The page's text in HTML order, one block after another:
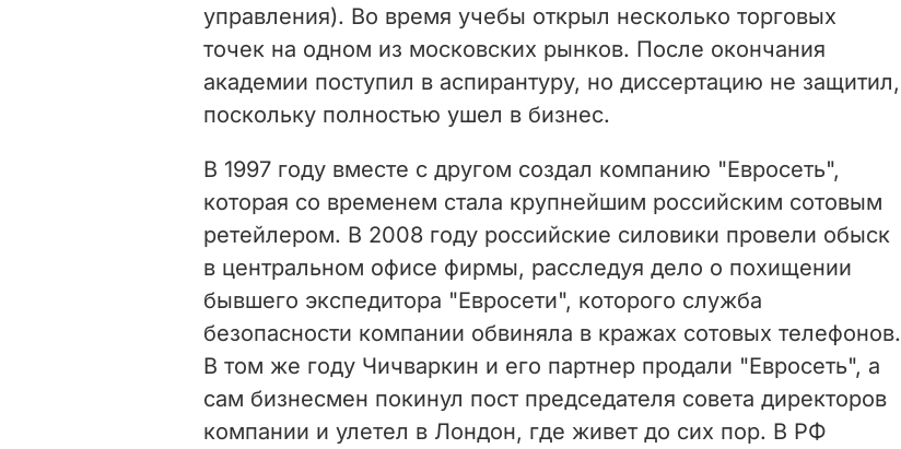
управления). Во время учебы открыл несколько торговых
точек на одном из московских рынков. После окончания
академии поступил в аспирантуру, но диссертацию не защитил,
поскольку полностью ушел в бизнес.
В 1997 году вместе с другом создал компанию "Евросеть",
которая со временем стала крупнейшим российским сотовым
ретейлером. В 2008 году российские силовики провели обыск
в центральном офисе фирмы, расследуя дело о похищении
бывшего экспедитора "Евросети", которого служба
безопасности компании обвиняла в кражах сотовых телефонов.
В том же году Чичваркин и его партнер продали "Евросеть", а
сам бизнесмен покинул пост председателя совета директоров
компании и улетел в Лондон, где живет до сих пор. В РФ